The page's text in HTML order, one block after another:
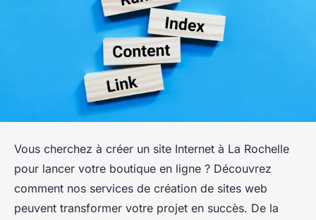
Vous cherchez à créer un site Internet à La Rochelle
pour lancer votre boutique en ligne ? Découvrez
comment nos services de création de sites web
peuvent transformer votre projet en succès. De la